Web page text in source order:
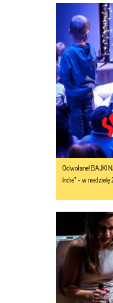
Odwołane! BAJKI
Indie" - w niedzielę